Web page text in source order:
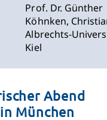
Prof. Dr. Günther
Köhnken,
Albrechts-
Kiel
Abend
München